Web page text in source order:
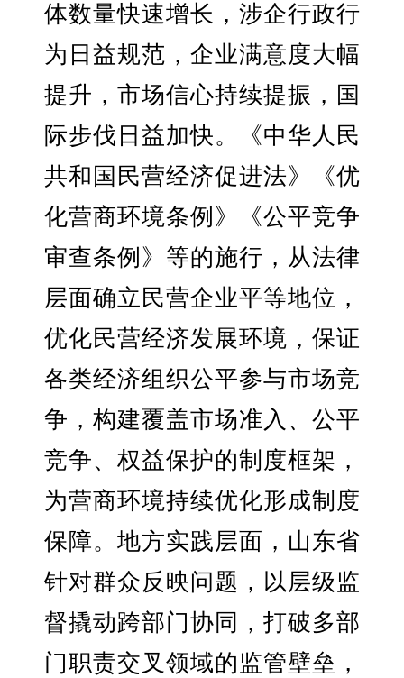
体数量快速增长，涉企行政行
为日益规范，企业满意度大幅
提升，市场信心持续提振，国
际步伐日益加快。《中华人民
共和国民营经济促进法》《优
化营商环境条例》《公平竞争
审查条例》等的施行，从法律
层面确立民营企业平等地位，
优化民营经济发展环境，保证
各类经济组织公平参与市场竞
争，构建覆盖市场准入、公平
竞争、权益保护的制度框架，
为营商环境持续优化形成制度
保障。地方实践层面，山东省
针对群众反映问题，以层级监
督撬动跨部门协同，打破多部
门职责交叉领域的监管壁垒，